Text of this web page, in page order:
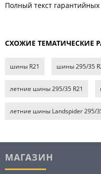
Полный текст гарантийных
СХОЖИЕ ТЕМАТИЧЕСКИЕ
шины R21 шины 295/35
летние шины 295/35 R21
летние шины Landspider 295/
МАГАЗИН